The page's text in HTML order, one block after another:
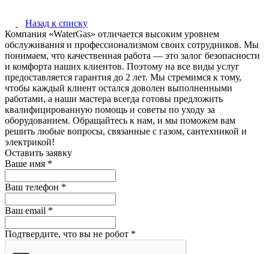
Назад к списку
Компания «WaterGas» отличается высоким уровнем
обслуживания и профессионализмом своих сотрудников. Мы
понимаем, что качественная работа — это залог безопасности
и комфорта наших клиентов. Поэтому на все виды услуг
предоставляется гарантия до 2 лет. Мы стремимся к тому,
чтобы каждый клиент остался доволен выполненными
работами, а наши мастера всегда готовы предложить
квалифицированную помощь и советы по уходу за
оборудованием. Обращайтесь к нам, и мы поможем вам
решить любые вопросы, связанные с газом, сантехникой и
электрикой!
Оставить заявку
Ваше имя *
Ваш телефон *
Ваш email *
Подтвердите, что вы не робот *